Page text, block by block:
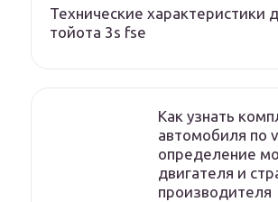
Технические характеристики
тойота 3s fse
Как узнать
автомобиля по
определение
двигателя и
производителя